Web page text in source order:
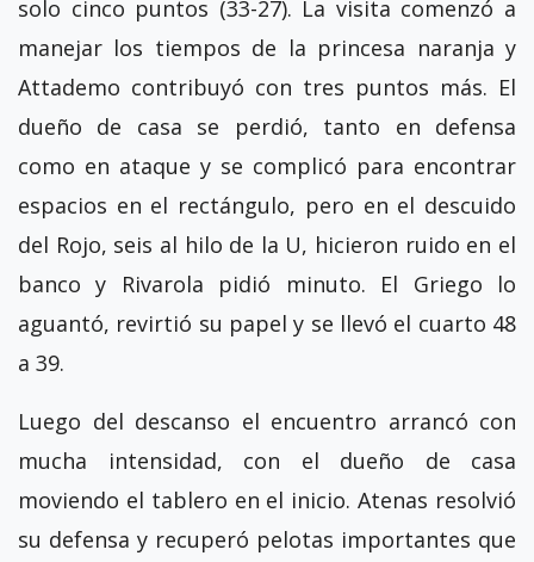
solo cinco puntos (33-27). La visita comenzó a
manejar los tiempos de la princesa naranja y
Attademo contribuyó con tres puntos más. El
dueño de casa se perdió, tanto en defensa
como en ataque y se complicó para encontrar
espacios en el rectángulo, pero en el descuido
del Rojo, seis al hilo de la U, hicieron ruido en el
banco y Rivarola pidió minuto. El Griego lo
aguantó, revirtió su papel y se llevó el cuarto 48
a 39.
Luego del descanso el encuentro arrancó con
mucha intensidad, con el dueño de casa
moviendo el tablero en el inicio. Atenas resolvió
su defensa y recuperó pelotas importantes que